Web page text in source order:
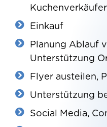
Einkauf
Planung Ablauf
Unterstützung
Flyer austeilen,
Unterstützung
Social Media,